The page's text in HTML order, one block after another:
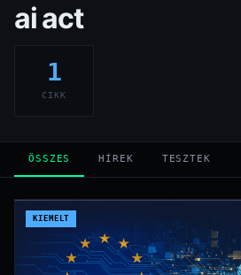
ai act
1
CIKK
ÖSSZES HÍREK TESZTEK
KIEMELT